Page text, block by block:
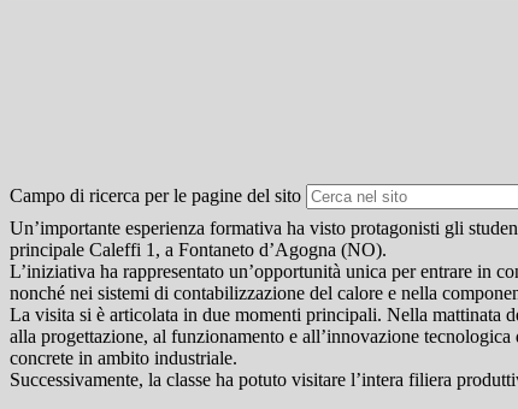
Campo di ricerca per le pagine del sito
Un’importante esperienza formativa ha visto protagonisti gli
principale Caleffi 1, a Fontaneto d’Agogna (NO).
L’iniziativa ha rappresentato un’opportunità unica per entrare in
nonché nei sistemi di contabilizzazione del calore e nella
La visita si è articolata in due momenti principali. Nella mattinata
alla progettazione, al funzionamento e all’innovazione
concrete in ambito industriale.
Successivamente, la classe ha potuto visitare l’intera filiera